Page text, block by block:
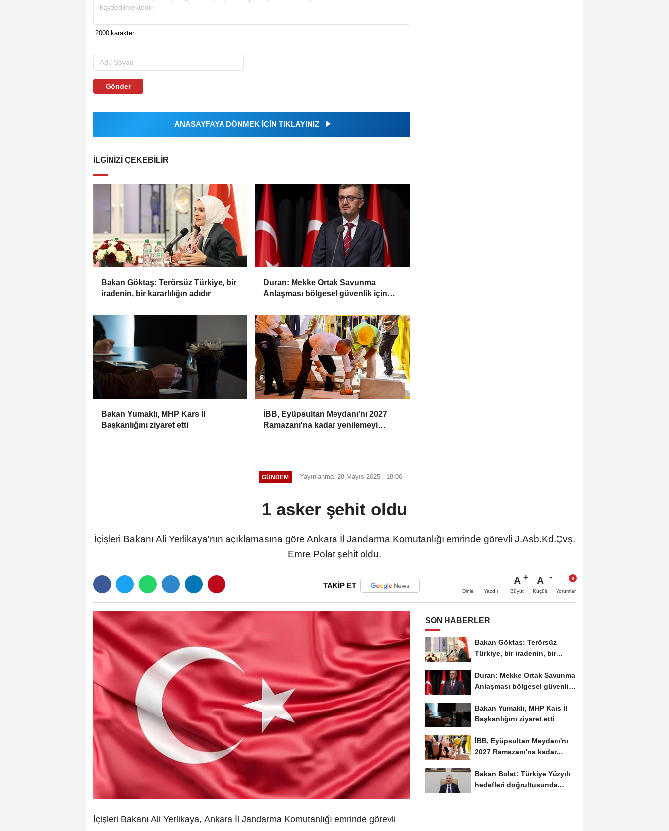
Gönder
ANASAYFAYA DÖNMEK İÇİN TIKLAYINIZ
İLGINIZI ÇEKEBILIR
Bakan Göktaş: Terörsüz Türkiye, bir
iradenin, bir kararlılığın adıdır
Duran: Mekke Ortak Savunma
Anlaşması bölgesel güvenlik için
Bakan Yumaklı, MHP Kars İl
Başkanlığını ziyaret etti
İBB, Eyüpsultan Meydanı'nı 2027
Ramazanı'na kadar yenilemeyi
GÜNDEM Yayınlanma: 28 Mayıs 2025 - 18:00
1 asker şehit oldu
İçişleri Bakanı Ali Yerlikaya'nın açıklamasına göre Ankara İl Jandarma Komutanlığı emrinde görevli J.Asb.Kd.Çvş.
Emre Polat şehit oldu.
TAKİP ET
Dinle Yazdır
A
Büyüt
A
Küçült Yorumlar
İçişleri Bakanı Ali Yerlikaya, Ankara İl Jandarma Komutanlığı emrinde görevli
SON HABERLER
Bakan Göktaş: Terörsüz
Türkiye, bir iradenin, bir
Duran: Mekke Ortak Savunma
Anlaşması bölgesel güvenlik
Bakan Yumaklı, MHP Kars İl
Başkanlığını ziyaret etti
İBB, Eyüpsultan Meydanı'nı
2027 Ramazanı'na kadar
Bakan Bolat: Türkiye Yüzyılı
hedefleri doğrultusunda